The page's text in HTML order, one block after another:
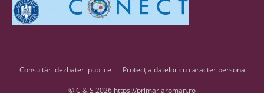
Consultări dezbateri publice Protecția datelor cu caracter personal
© C & S 2026 https://primariaroman.ro